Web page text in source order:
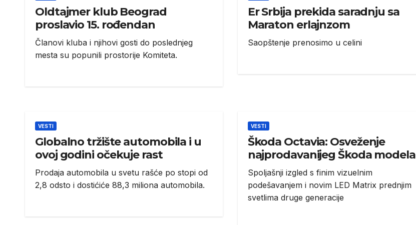
Oldtajmer klub Beograd
proslavio 15. rođendan
Članovi kluba i njihovi gosti do poslednjeg
mesta su popunili prostorije Komiteta.
Er Srbija prekida saradnju sa
Maraton erlajnzom
Saopštenje prenosimo u celini
VESTI
Globalno tržište automobila i u
ovoj godini očekuje rast
Prodaja automobila u svetu rašće po stopi od
2,8 odsto i dostićiće 88,3 miliona automobila.
VESTI
Škoda Octavia: Osveženje
najprodavanijeg Škoda modela
Spoljašnji izgled s finim vizuelnim
podešavanjem i novim LED Matrix prednjim
svetlima druge generacije